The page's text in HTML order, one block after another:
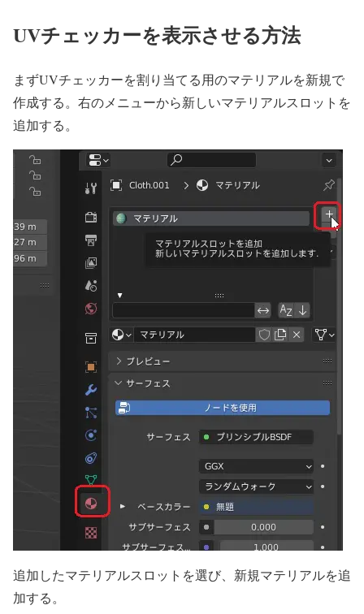
UVチェッカーを表示させる方法
まずUVチェッカーを割り当てる用のマテリアルを新規で
作成する。右のメニューから新しいマテリアルスロットを
追加する。
追加したマテリアルスロットを選び、新規マテリアルを追
加する。